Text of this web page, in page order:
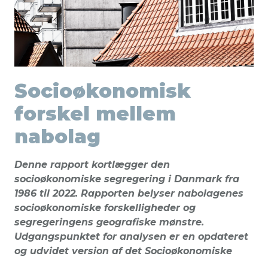
Socioøkonomisk
forskel mellem
nabolag
Denne rapport kortlægger den
socioøkonomiske segregering i Danmark fra
1986 til 2022. Rapporten belyser nabolagenes
socioøkonomiske forskelligheder og
segregeringens geografiske mønstre.
Udgangspunktet for analysen er en opdateret
og udvidet version af det Socioøkonomiske